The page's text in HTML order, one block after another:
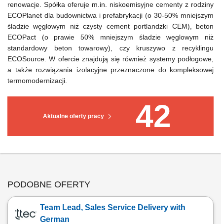
Aktualne oferty pracy 42
renowacje. Spółka oferuje m.in. niskoemisyjne cementy z rodziny
ECOPlanet dla budownictwa i prefabrykacji (o 30-50% mniejszym
śladzie węglowym niż czysty cement portlandzki CEM), beton
ECOPact (o prawie 50% mniejszym śladzie węglowym niż
standardowy beton towarowy), czy kruszywo z recyklingu
ECOSource. W ofercie znajdują się również systemy podłogowe,
a także rozwiązania izolacyjne przeznaczone do kompleksowej
termomodernizacji.
PODOBNE OFERTY
Team Lead, Sales Service Delivery with
German